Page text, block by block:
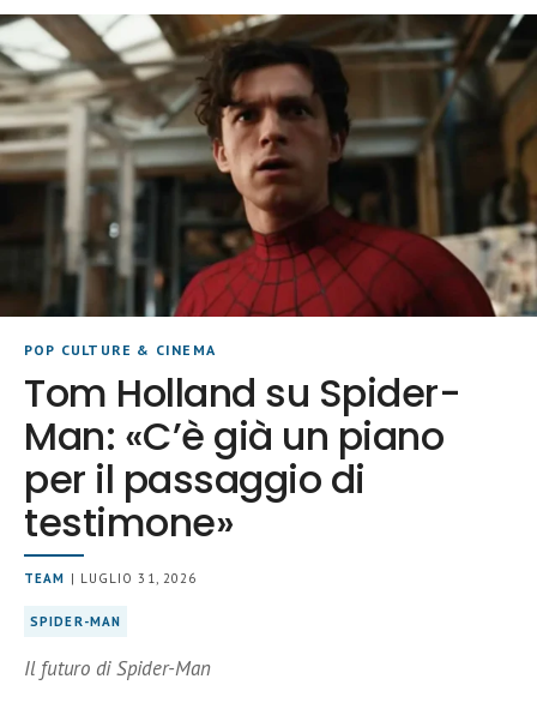
POP CULTURE & CINEMA
Tom Holland su Spider-
Man: «C’è già un piano
per il passaggio di
testimone»
TEAM | LUGLIO 31, 2026
SPIDER-MAN
Il futuro di Spider-Man